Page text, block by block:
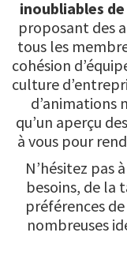
inoubliables
proposant des
tous les
cohésion
culture
d’animations
qu’un aperçu
à vous pour
N’hésitez pas
besoins, de la
préférences
nombreuses